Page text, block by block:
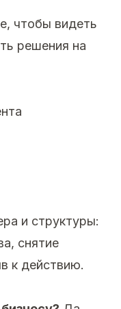
чтобы видеть
решения на
и структуры:
снятие
к действию.